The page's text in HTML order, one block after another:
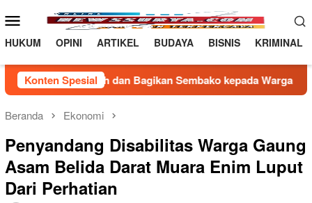
ke
konten
Menu
Mobile
HUKUM OPINI ARTIKEL BUDAYA BISNIS KRIMINAL
Konten Spesial
dan Bagikan Sembako kepada Warga Kurang Mampu
Beranda Ekonomi
Penyandang Disabilitas Warga Gaung
Asam Belida Darat Muara Enim Luput
Dari Perhatian